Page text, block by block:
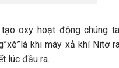
oxy hoạt động chúng ta
khi máy xả khí
lúc đầu ra.